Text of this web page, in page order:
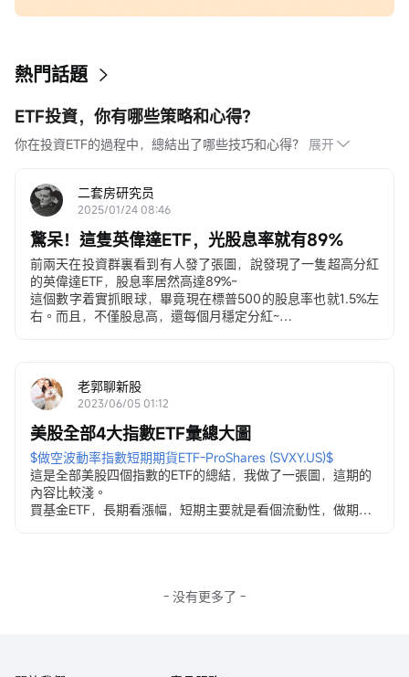
熱門話題
ETF投資，你有哪些策略和心得？
你在投資ETF的過程中，總結出了哪些技巧和心得？ 展开
二套房研究员
2025/01/24 08:46
驚呆！這隻英偉達ETF，光股息率就有89%
前兩天在投資群裏看到有人發了張圖，說發現了一隻超高分紅
的英偉達ETF，股息率居然高達89%~
這個數字着實抓眼球，畢竟現在標普500的股息率也就1.5%左
右。而且，不僅股息高，還每個月穩定分紅~
（NVDY）、還有特斯拉（TSLY）、蘋果（APLY）、亞馬遜
（AMZY）、Meta（FBY）、谷歌（GOOY），微軟
（MSFO）等
熱門科技股可以說是一個都沒落下，而且股息率都很高，其中
以特斯拉爲標的的TSLY截至12月26日的股息率竟然高達
114.82%！
股息率爲什麼會這麼高？這樣的高股息是否可持續？以及，這
個系列的ETF值不值得入手？帶着這些問題，我仔細扒了扒
– NVDY的第二個投資目標才是參與英偉達股價的表...
老郭聊新股
2023/06/05 01:12
美股全部4大指數ETF彙總大圖
$做空波動率指數短期期貨ETF-ProShares (SVXY.US)$
這是全部美股四個指數的ETF的總結，我做了一張圖，這期的
內容比較淺。
買基金ETF，長期看漲幅，短期主要就是看個流動性，做期權
接下的內容來我們好好談兩件事：①中概股和中概股的基
- 没有更多了 -